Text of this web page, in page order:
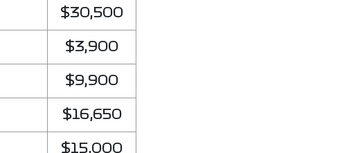
$30,500
$3,900
$9,900
$16,650
$15,000